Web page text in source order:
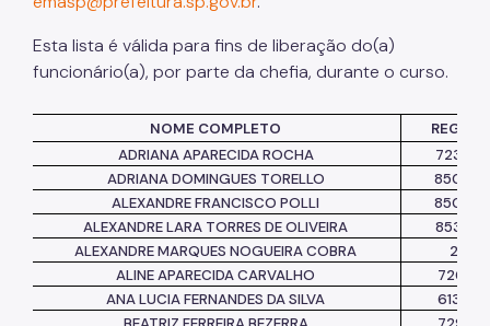
Colegiado das Escolas de Governo
Esta lista é válida para fins de liberação do(a)
funcionário(a), por parte da chefia, durante o curso.
NOME COMPLETO
ADRIANA APARECIDA ROCHA
ADRIANA DOMINGUES TORELLO
ALEXANDRE FRANCISCO POLLI
ALEXANDRE LARA TORRES DE OLIVEIRA
ALEXANDRE MARQUES NOGUEIRA COBRA
2488
ALINE APARECIDA CARVALHO
ANA LUCIA FERNANDES DA SILVA